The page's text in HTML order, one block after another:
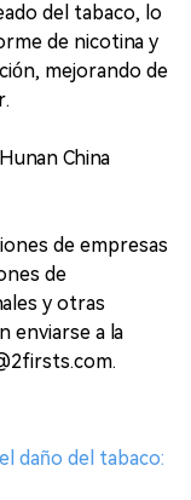
del tabaco, lo
de nicotina y
mejorando de
China
de empresas
de
y otras
enviarse a la
daño del tabaco: